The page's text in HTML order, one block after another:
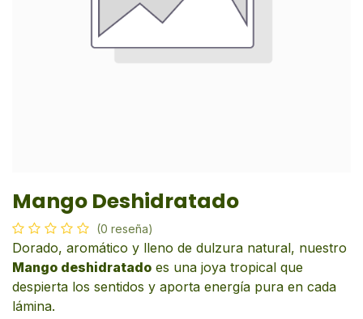
Mango Deshidratado
(0 reseña)
Dorado, aromático y lleno de dulzura natural, nuestro
Mango deshidratado es una joya tropical que
despierta los sentidos y aporta energía pura en cada
lámina.